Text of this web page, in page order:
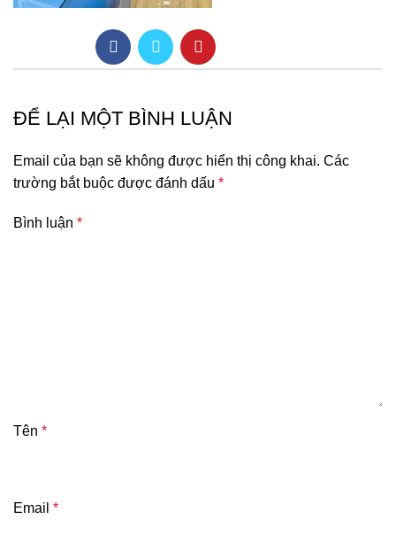
ĐỂ LẠI MỘT BÌNH LUẬN
Email của bạn sẽ không được hiển thị công khai. Các
trường bắt buộc được đánh dấu *
Bình luận *
Tên *
Email *